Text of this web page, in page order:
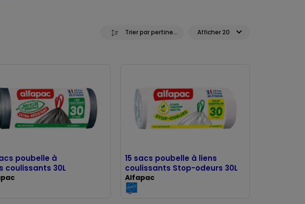
Trier par pertinence Afficher 20
poubelle à
coulissants 30L
15 sacs poubelle à liens
coulissants Stop-odeurs 30L
Alfapac